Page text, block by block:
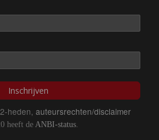
Inschrijven
heden, auteursrechten/disclaimer
heeft de ANBI-status